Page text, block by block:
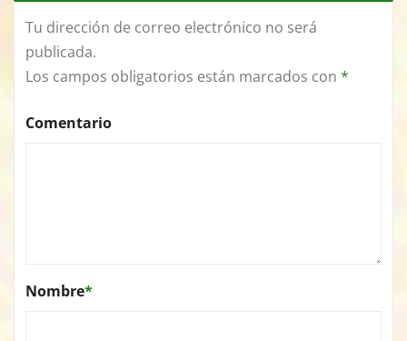
Tu dirección de correo electrónico no será
publicada.
Los campos obligatorios están marcados con *
Comentario
Nombre*